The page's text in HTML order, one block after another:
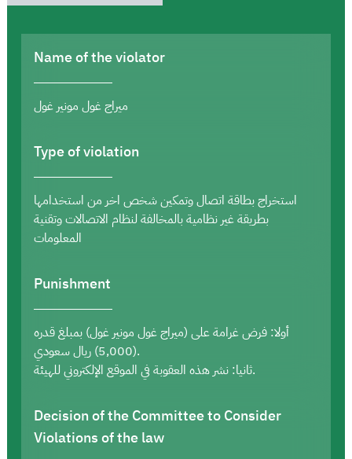
Name of the violator
ميراج غول مونير غول
Type of violation
استخراج بطاقة اتصال وتمكين شخص اخر من استخدامها
بطريقة غير نظامية بالمخالفة لنظام الاتصالات وتقنية
المعلومات
Punishment
أولا: فرض غرامة على (ميراج غول مونير غول) بمبلغ قدره
(5,000) ريال سعودي.
ثانيا: نشر هذه العقوبة في الموقع الإلكتروني للهيئة.
Decision of the Committee to Consider
Violations of the law